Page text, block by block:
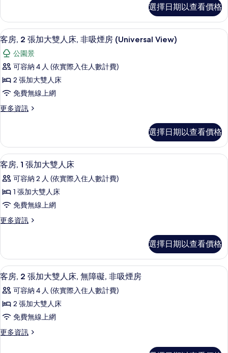
所
有
相
片
詳
張
加
大
雙
人
床,
非
吸
的
所
有
相
片
客
房,
2
張
加
大
人
床,
吸
詳
情
選擇日期以查看價格
顯
示
客
房,
2
張
加
雙
人
床,
非
吸
煙
房
的
所
有
相
片
客房, 2 張加大雙人床, 非吸煙房
4
客房, 2 張加大雙人床, 非吸煙房 (Universal View)
公園景
可容納 4 人 (依實際入住人數計費)
2 張加大雙人床
免費無線上網
更多資訊
更
2
張
加
雙
人
非
吸
煙
View)
詳
情
選擇日期以查看價格
顯
示
客
房,
張
大
雙
人
床
的
所
有
客房內保險箱、書桌、筆電工作空間
2
客房, 1 張加大雙人床
可容納 2 人 (依實際入住人數計費)
1 張加大雙人床
免費無線上網
更多資訊
更
1
張
加
雙
人
的
詳
情
選擇日期以查看價格
顯
示
客
房,
張
客房內保險箱、書桌、筆電工作空間
4
客房, 2 張加大雙人床, 無障礙, 非吸煙房
可容納 4 人 (依實際入住人數計費)
2 張加大雙人床
免費無線上網
更多資訊
更